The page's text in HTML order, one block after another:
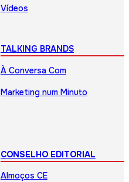
Vídeos
TALKING BRANDS
À Conversa Com
Marketing num Minuto
CONSELHO EDITORIAL
Almoços CE